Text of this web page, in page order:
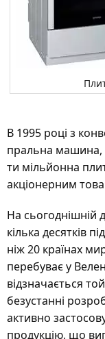
В 1995 році з
пральна машина,
ти мільйонна
акціонерним
На сьогоднішній
кілька десятків
ніж 20 країнах
перебуває у
відзначається
безустанні
активно
продукцію, що